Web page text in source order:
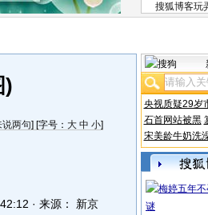
搜狐博客玩
)
说两句] [字号： 大 中 小]
· 来源： 新京
央视质疑29岁
石首网站被黑
宋美龄牛奶洗